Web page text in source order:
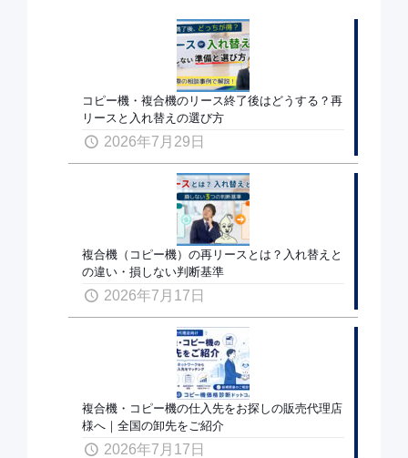
コピー機・複合機のリース終了後はどうする？再
リースと入れ替えの選び方
2026年7月29日
複合機（コピー機）の再リースとは？入れ替えと
の違い・損しない判断基準
2026年7月17日
複合機・コピー機の仕入先をお探しの販売代理店
様へ｜全国の卸先をご紹介
2026年7月17日